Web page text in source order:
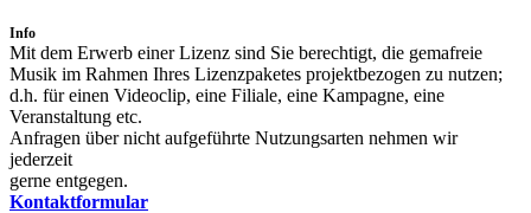
Info
Mit dem Erwerb einer Lizenz sind Sie berechtigt, die gemafreie
Musik im Rahmen Ihres Lizenzpaketes projektbezogen zu nutzen;
d.h. für einen Videoclip, eine Filiale, eine Kampagne, eine
Veranstaltung etc.
Anfragen über nicht aufgeführte Nutzungsarten nehmen wir
jederzeit
gerne entgegen.
Kontaktformular